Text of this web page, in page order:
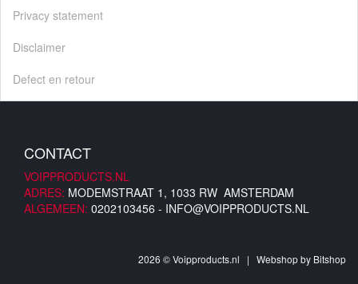
Privacy statement
Disclaimer
Defect en retour
CONTACT
VOIPPRODUCTS.NL
ADRES: MODEMSTRAAT 1, 1033 RW AMSTERDAM
ALGEMEEN: 0202103456 - INFO@VOIPPRODUCTS.NL
2026 © Voipproducts.nl | Webshop by Bitshop